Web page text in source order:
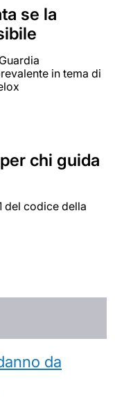
se la
in tema di
chi guida
del codice della
da